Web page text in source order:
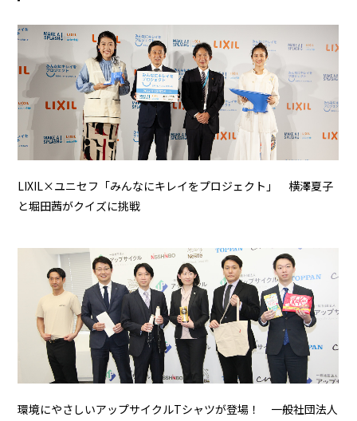
LIXIL×ユニセフ「みんなにキレイをプロジェクト」 横澤夏子
と堀田茜がクイズに挑戦
環境にやさしいアップサイクルTシャツが登場！ 一般社団法人